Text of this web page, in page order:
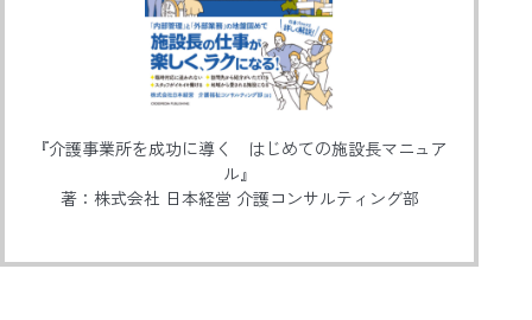
『介護事業所を成功に導く はじめての施設長マニュア
ル』
著：株式会社 日本経営 介護コンサルティング部